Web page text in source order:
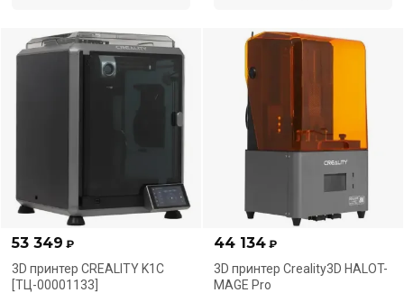
53 349 ₽
3D принтер CREALITY K1C
[ТЦ-00001133]
44 134 ₽
3D принтер Creality3D HALOT-
MAGE Pro